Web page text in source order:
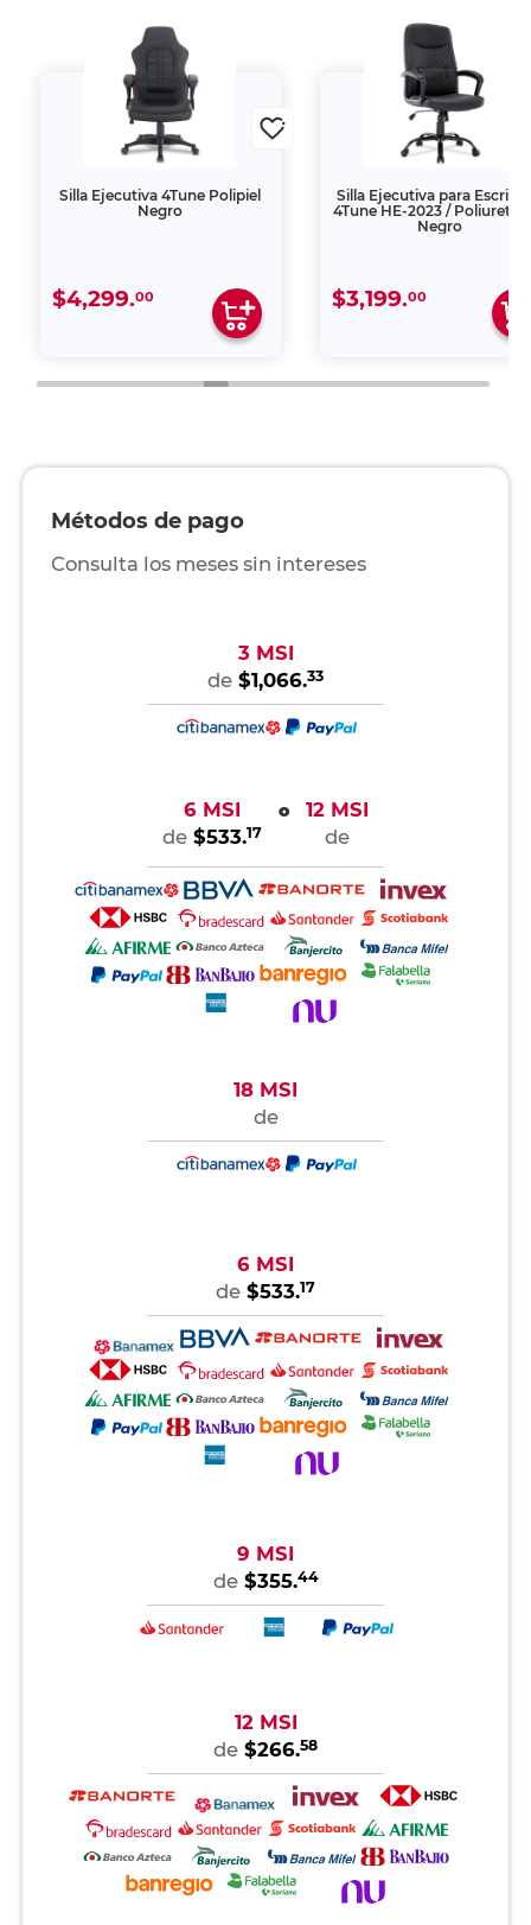
Silla Ejecutiva 4Tune Polipiel
Negro
$4,299.00
Silla Ejecutiva para
4Tune HE-2023 /
Negro
$3,199.00
Métodos de pago
Consulta los meses sin intereses
3 MSI
de $1,066.33
6 MSI
de $533.17
o
12 MSI
de
18 MSI
de
6 MSI
de $533.17
9 MSI
de $355.44
12 MSI
de $266.58